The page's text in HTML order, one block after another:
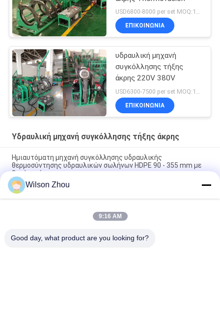
USD6800-8000 per set MOQ:1SET
ΕΠΙΚΟΙΝΩΝΙΑ
υδραυλική μηχανή
συγκόλλησης τήξης
άκρης 220V 380V
USD6300-7500 per set MOQ:1SET
ΕΠΙΚΟΙΝΩΝΙΑ
Υδραυλική μηχανή συγκόλλησης τήξης άκρης
Ημιαυτόματη μηχανή συγκόλλησης υδραυλικής
θερμοσύντησης υδραυλικών σωλήνων HDPE 90 - 355 mm με
2ετή εγγύηση
CX1600S BL 1600W Μηχανή ένωσης θερμού αέρα χωρίς
βούρτσα
SWT - V250 / 90H Αυτόματη Μηχανή Θερμοσυγκόλλησης
Wilson Zhou
9:16 AM
Good day, what product are you looking for?